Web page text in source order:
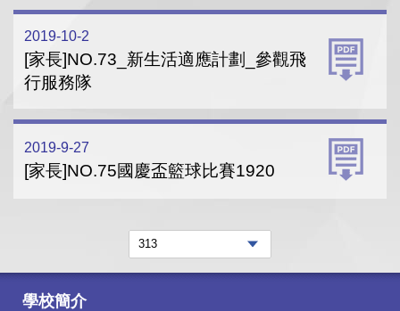
2019-10-2
[家長]NO.73_新生活適應計劃_參觀飛
行服務隊
2019-9-27
[家長]NO.75國慶盃籃球比賽1920
學校簡介